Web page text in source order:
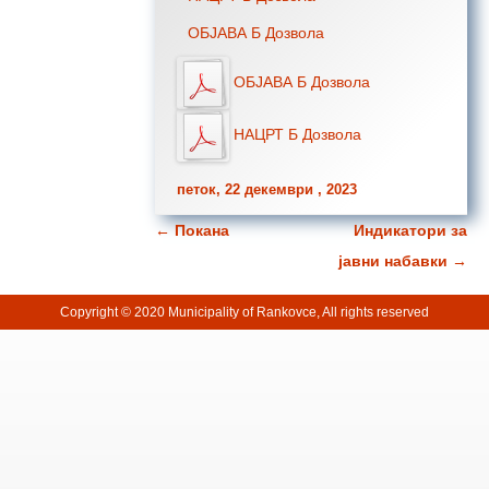
ОБЈАВА Б Дозвола
ОБЈАВА Б Дозвола
НАЦРТ Б Дозвола
петок, 22 декември , 2023
Навигација за написи
←Покана
Индикатори за
јавни набавки →
Copyright © 2020 Municipality of Rankovce, All rights reserved